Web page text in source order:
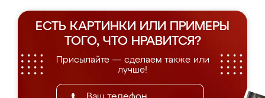
ЕСТЬ КАРТИНКИ ИЛИ ПРИМЕРЫ
ТОГО, ЧТО НРАВИТСЯ?
Присылайте — сделаем также или
лучше!